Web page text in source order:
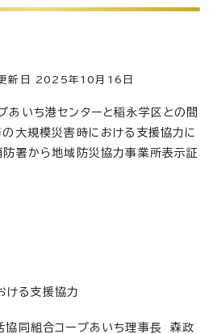
日 2025年10月16日
あいち港センターと稲永学区との間
の大規模災害時における支援協力に
防署から地域防災協力事業所表示証
ける支援協力
協同組合コープあいち理事長 森政